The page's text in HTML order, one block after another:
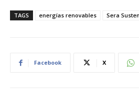
TAGS energías renovables Sera
Facebook X